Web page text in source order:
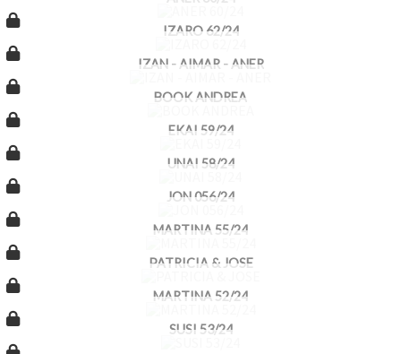
IZARO 62/24
IZAN - AIMAR - ANER
BOOK ANDREA
EKAI 59/24
UNAI 58/24
JON 056/24
MARTINA 55/24
PATRICIA & JOSE
MARTINA 52/24
SUSI 53/24